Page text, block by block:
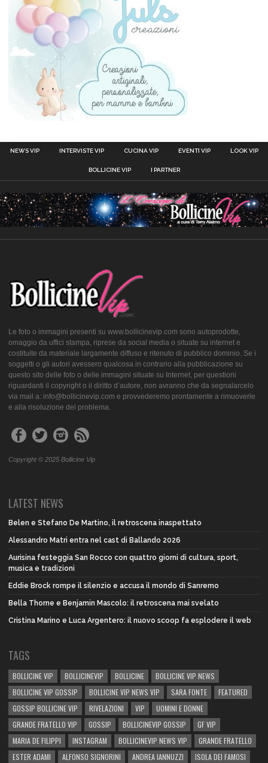
NEWS VIP INTERVISTE VIP CUCINA VIP EVENTI VIP LOOK VIP
BOLLICINE VIP I PARTNER
Le foto o immagini presenti su www.bollicinevip.com sono autoprodotte,
omaggio da uffici stampa, riprese da social media o situate su internet e
costituite da materiale largamente diffuso e ritenuto di pubblico dominio. Se i
soggetti o gli autori avessero qualcosa in contrario alla pubblicazione su
questo sito delle foto o delle immagini situate su Internet, per questioni
riguardanti il copyright o il diritto d’autore, non avranno che da segnalarcelo
via mail a: info@bollicinevip.com e provvederemo prontamente a rimuoverle
e alla risoluzione del problema.
Copyright © 2025 Bollicine Vip
LATEST NEWS
Belen e Stefano De Martino, il retroscena inaspettato
Alessandro Matri entra nel cast di Ballando 2026
Aurisina festeggia San Rocco con quattro giorni di cultura, sport,
musica e tradizioni
Eddie Brock rompe il silenzio e accusa il mondo di Sanremo
Bella Thorne e Benjamin Mascolo: il retroscena mai svelato
Cristina Marino e Luca Argentero: il nuovo scoop fa esplodere il web
TAGS
BOLLICINE VIP BOLLICINEVIP BOLLICINE
BOLLICINE VIP NEWS
BOLLICINE VIP GOSSIP
BOLLICINE VIP NEWS VIP SARA FONTE
FEATURED
GOSSIP BOLLICINE VIP
RIVELAZIONI VIP
UOMINI E DONNE
GRANDE FRATELLO VIP
GOSSIP BOLLICINEVIP GOSSIP
GF VIP
MARIA DE FILIPPI
INSTAGRAM BOLLICINEVIP NEWS VIP
GRANDE FRATELLO
ESTER ADAMI
ALFONSO SIGNORINI ANDREA IANNUZZI ISOLA DEI FAMOSI